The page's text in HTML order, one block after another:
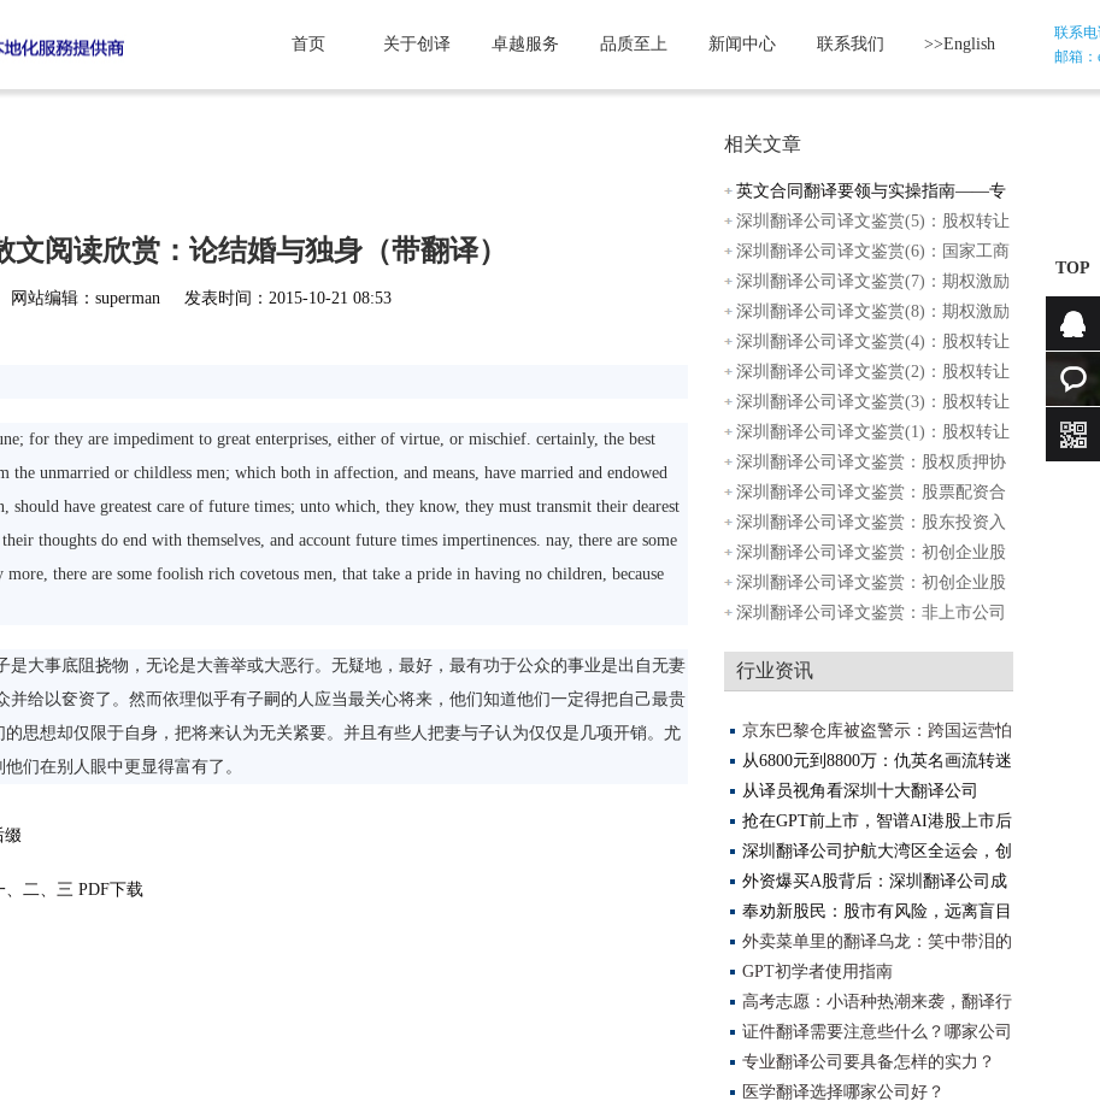
首页 关于创译 卓越服务 品质至上 新闻中心 联系我们 >>English
联系电
邮箱：
阅读欣赏：论结婚与独身（带翻译）
网站编辑：superman 发表时间：2015-10-21 08:53
for they are impediment to great enterprises, either of virtue, or mischief. certainly, the best
unmarried or childless men; which both in affection, and means, have married and endowed
should have greatest care of future times; unto which, they know, they must transmit their dearest
thoughts do end with themselves, and account future times impertinences. nay, there are some
there are some foolish rich covetous men, that take a pride in having no children, because
事底阻挠物，无论是大善举或大恶行。无疑地，最好，最有功于公众的事业是出自无妻
给以奁资了。然而依理似乎有子嗣的人应当最关心将来，他们知道他们一定得把自己最贵
思想却仅限于自身，把将来认为无关紧要。并且有些人把妻与子认为仅仅是几项开销。尤
们在别人眼中更显得富有了。
缀
二、三 PDF下载
相关文章
英文合同翻译要领与实操指南——专
业译员
深圳翻译公司译文鉴赏(5)：股权转让
协议范
深圳翻译公司译文鉴赏(6)：国家工商
总局股
深圳翻译公司译文鉴赏(7)：期权激励
办法模
深圳翻译公司译文鉴赏(8)：期权激励
协议
深圳翻译公司译文鉴赏(4)：股权转让
协议范
深圳翻译公司译文鉴赏(2)：股权转让
框架协
深圳翻译公司译文鉴赏(3)：股权转让
协议范
深圳翻译公司译文鉴赏(1)：股权转让
程序
深圳翻译公司译文鉴赏：股权质押协
议（质
深圳翻译公司译文鉴赏：股票配资合
同样本
深圳翻译公司译文鉴赏：股东投资入
股协议
深圳翻译公司译文鉴赏：初创企业股
权分配
深圳翻译公司译文鉴赏：初创企业股
权分配
深圳翻译公司译文鉴赏：非上市公司
行业资讯
京东巴黎仓库被盗警示：跨国运营怕
踩坑？
从6800元到8800万：仇英名画流转迷
局背后，南
从译员视角看深圳十大翻译公司
（2025更新）
抢在GPT前上市，智谱AI港股上市后
算是AGI全球
深圳翻译公司护航大湾区全运会，创
译精准
外资爆买A股背后：深圳翻译公司成
资本沟通
奉劝新股民：股市有风险，远离盲目
投资
外卖菜单里的翻译乌龙：笑中带泪的
美食之
GPT初学者使用指南
高考志愿：小语种热潮来袭，翻译行
业将迎
证件翻译需要注意些什么？哪家公司
翻译做
专业翻译公司要具备怎样的实力？
医学翻译选择哪家公司好？
TOP
咨询
在线咨